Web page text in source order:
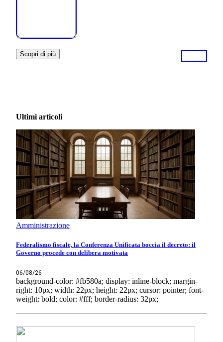
Scopri di più
Ultimi articoli
Amministrazione
Federalismo fiscale, la Conferenza Unificata boccia il decreto: il
Governo procede con delibera motivata
06/08/26
background-color: #fb580a; display: inline-block; margin-
right: 10px; width: 22px; height: 22px; cursor: pointer; font-
weight: bold; color: #fff; border-radius: 32px;